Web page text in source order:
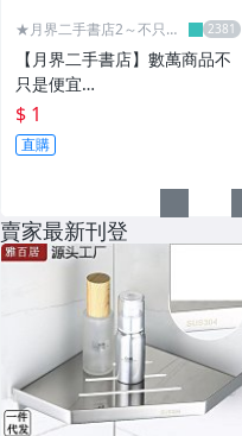
★月界二手書店2～不只是
【月界二手書店】數萬商品不
只是便宜…
$ 1
直購
賣家最新刊登